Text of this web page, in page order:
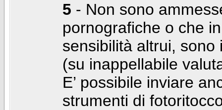
5 - Non sono
pornografiche o che
sensibilità altrui,
(su inappellabile
E’ possibile inviare
strumenti di